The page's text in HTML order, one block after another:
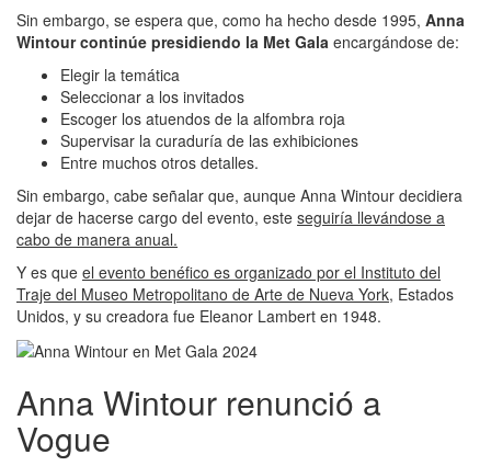
Sin embargo, se espera que, como ha hecho desde 1995, Anna
Wintour continúe presidiendo la Met Gala encargándose de:
Elegir la temática
Seleccionar a los invitados
Escoger los atuendos de la alfombra roja
Supervisar la curaduría de las exhibiciones
Entre muchos otros detalles.
Sin embargo, cabe señalar que, aunque Anna Wintour decidiera
dejar de hacerse cargo del evento, este seguiría llevándose a
cabo de manera anual.
Y es que el evento benéfico es organizado por el Instituto del
Traje del Museo Metropolitano de Arte de Nueva York, Estados
Unidos, y su creadora fue Eleanor Lambert en 1948.
Anna Wintour renunció a
Vogue